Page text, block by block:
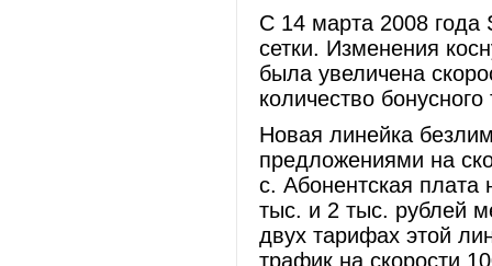
С 14 марта 2008 года
сетки. Изменения
была увеличена
количество
Новая линейка
предложениями на
с. Абонентская плата
тыс. и 2 тыс. рублей
двух тарифах этой
трафик на скорости